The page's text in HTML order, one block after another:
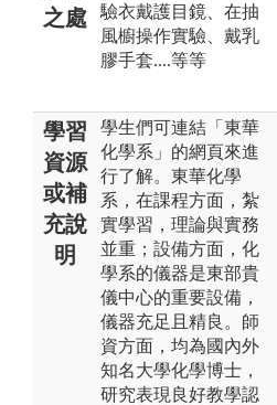
之處
驗衣戴護目鏡、在抽
風櫥操作實驗、戴乳
膠手套....等等
學習
資源
或補
充說
明
學生們可連結「東華
化學系」的網頁來進
行了解。東華化學
系，在課程方面，紮
實學習，理論與實務
並重；設備方面，化
學系的儀器是東部貴
儀中心的重要設備，
儀器充足且精良。師
資方面，均為國內外
知名大學化學博士，
研究表現良好教學認